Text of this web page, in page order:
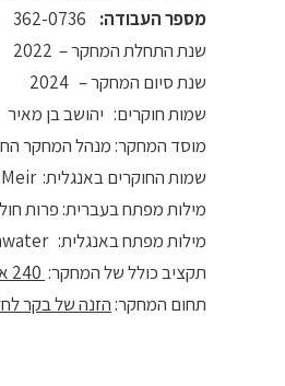
מספר העבודה:
שנת התחלת המחקר – 2022
שנת סיום המחקר – 2024
שמות חוקרים: יהושב בן מאיר
מוסד המחקר: מנהל המחקר
שמות החוקרים באנגלית: Yehoshav Ben Meir
מילות מפתח בעברית: פרות
מילות מפתח באנגלית: lactating cows, drinking water, minerals, salinity, desalinated seawater
תקציב כולל של המחקר:
תחום המחקר:הזנה של בקר